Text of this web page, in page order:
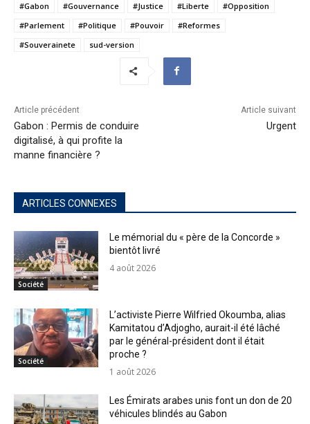
#Gabon #Gouvernance #Justice #Liberte
#Opposition
#Parlement
#Politique #Pouvoir
#Reformes
#Souverainete
sud-version
Article précédent
Gabon : Permis de conduire
digitalisé, à qui profite la
manne financière ?
Article suivant
Urgent
ARTICLES CONNEXES
Société
Le mémorial du « père de la Concorde »
bientôt livré
4 août 2026
Société
L’activiste Pierre Wilfried Okoumba, alias
Kamitatou d’Adjogho, aurait-il été lâché
par le général-président dont il était
proche ?
1 août 2026
Les Émirats arabes unis font un don de 20
véhicules blindés au Gabon